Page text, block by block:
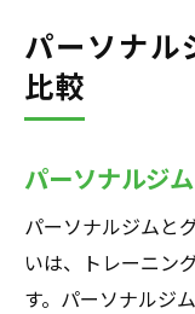
の違い
グループト
仲間と
グルー
ツ
パーソナル
比較
パーソナルジ
パーソナルジムと
いは、トレーニン
す。パーソナルジ